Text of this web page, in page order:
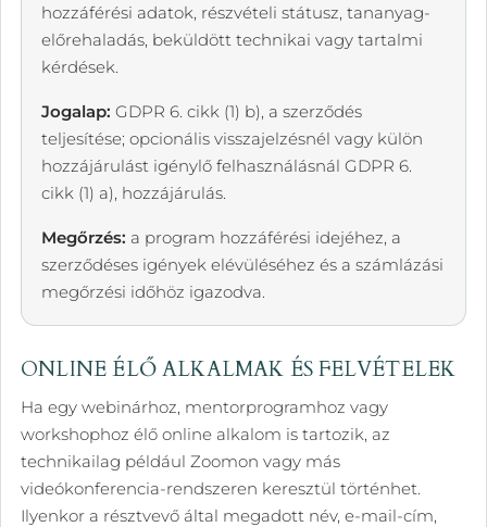
hozzáférési adatok, részvételi státusz, tananyag-
előrehaladás, beküldött technikai vagy tartalmi
kérdések.
Jogalap: GDPR 6. cikk (1) b), a szerződés
teljesítése; opcionális visszajelzésnél vagy külön
hozzájárulást igénylő felhasználásnál GDPR 6.
cikk (1) a), hozzájárulás.
Megőrzés: a program hozzáférési idejéhez, a
szerződéses igények elévüléséhez és a számlázási
megőrzési időhöz igazodva.
ONLINE ÉLŐ ALKALMAK ÉS FELVÉTELEK
Ha egy webinárhoz, mentorprogramhoz vagy
workshophoz élő online alkalom is tartozik, az
technikailag például Zoomon vagy más
videókonferencia-rendszeren keresztül történhet.
Ilyenkor a résztvevő által megadott név, e-mail-cím,